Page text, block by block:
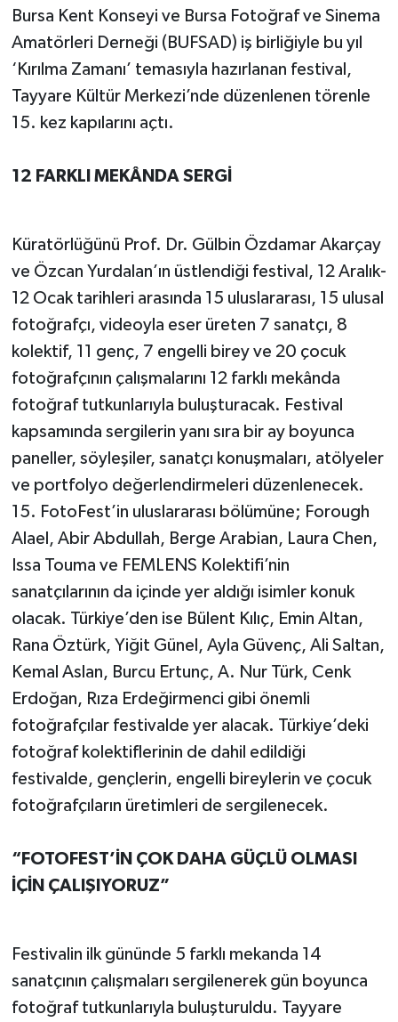
Bursa Kent Konseyi ve Bursa Fotoğraf ve Sinema
Amatörleri Derneği (BUFSAD) iş birliğiyle bu yıl
‘Kırılma Zamanı’ temasıyla hazırlanan festival,
Tayyare Kültür Merkezi’nde düzenlenen törenle
15. kez kapılarını açtı.
12 FARKLI MEKÂNDA SERGİ
Küratörlüğünü Prof. Dr. Gülbin Özdamar Akarçay
ve Özcan Yurdalan’ın üstlendiği festival, 12 Aralık-
12 Ocak tarihleri arasında 15 uluslararası, 15 ulusal
fotoğrafçı, videoyla eser üreten 7 sanatçı, 8
kolektif, 11 genç, 7 engelli birey ve 20 çocuk
fotoğrafçının çalışmalarını 12 farklı mekânda
fotoğraf tutkunlarıyla buluşturacak. Festival
kapsamında sergilerin yanı sıra bir ay boyunca
paneller, söyleşiler, sanatçı konuşmaları, atölyeler
ve portfolyo değerlendirmeleri düzenlenecek.
15. FotoFest’in uluslararası bölümüne; Forough
Alael, Abir Abdullah, Berge Arabian, Laura Chen,
Issa Touma ve FEMLENS Kolektifi’nin
sanatçılarının da içinde yer aldığı isimler konuk
olacak. Türkiye’den ise Bülent Kılıç, Emin Altan,
Rana Öztürk, Yiğit Günel, Ayla Güvenç, Ali Saltan,
Kemal Aslan, Burcu Ertunç, A. Nur Türk, Cenk
Erdoğan, Rıza Erdeğirmenci gibi önemli
fotoğrafçılar festivalde yer alacak. Türkiye’deki
fotoğraf kolektiflerinin de dahil edildiği
festivalde, gençlerin, engelli bireylerin ve çocuk
fotoğrafçıların üretimleri de sergilenecek.
“FOTOFEST’İN ÇOK DAHA GÜÇLÜ OLMASI
İÇİN ÇALIŞIYORUZ”
Festivalin ilk gününde 5 farklı mekanda 14
sanatçının çalışmaları sergilenerek gün boyunca
fotoğraf tutkunlarıyla buluşturuldu. Tayyare